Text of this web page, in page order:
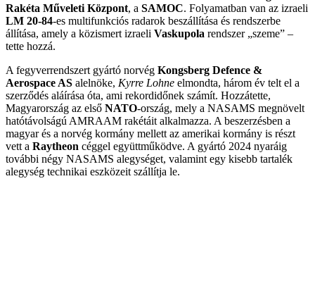
Rakéta Műveleti Központ, a SAMOC. Folyamatban van az izraeli
LM 20-84-es multifunkciós radarok beszállítása és rendszerbe
állítása, amely a közismert izraeli Vaskupola rendszer „szeme” –
tette hozzá.
A fegyverrendszert gyártó norvég Kongsberg Defence &
Aerospace AS alelnöke, Kyrre Lohne elmondta, három év telt el a
szerződés aláírása óta, ami rekordidőnek számít. Hozzátette,
Magyarország az első NATO-ország, mely a NASAMS megnövelt
hatótávolságú AMRAAM rakétáit alkalmazza. A beszerzésben a
magyar és a norvég kormány mellett az amerikai kormány is részt
vett a Raytheon céggel együttműködve. A gyártó 2024 nyaráig
további négy NASAMS alegységet, valamint egy kisebb tartalék
alegység technikai eszközeit szállítja le.